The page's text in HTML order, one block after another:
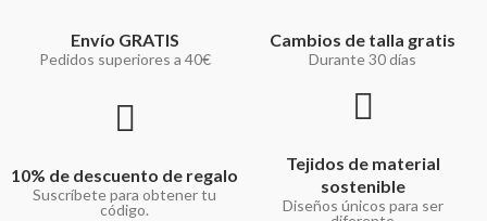
Envío GRATIS
Pedidos superiores a 40€
Cambios de talla gratis
Durante 30 días
10% de descuento de regalo
Suscríbete para obtener tu
código.
Tejidos de material
sostenible
Diseños únicos para ser